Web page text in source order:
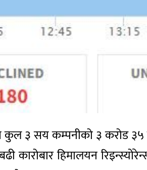
३ सय कम्पनीको ३ करोड ३५
कारोबार हिमालयन